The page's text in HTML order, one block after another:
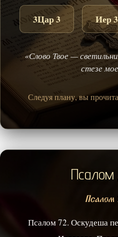
3Цар 3 Иер
«Слово Твое —
стезе
Следуя плану, вы
Псалом
Псалом 72. Оскудеша